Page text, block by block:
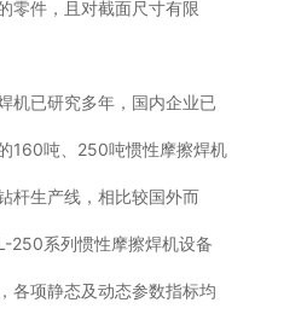
零件，且对截面尺寸有限
机已研究多年，国内企业已
160吨、250吨惯性摩擦焊机
杆生产线，相比较国外而
250系列惯性摩擦焊机设备
各项静态及动态参数指标均